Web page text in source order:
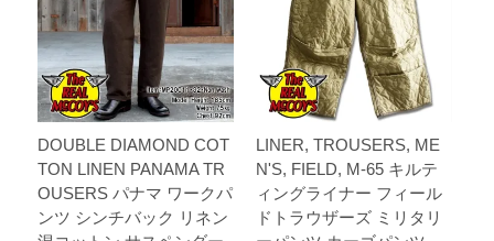
DOUBLE DIAMOND COT
TON LINEN PANAMA TR
OUSERS パナマ ワークパ
ンツ シンチバック リネン
LINER, TROUSERS, ME
N'S, FIELD, M-65 キルテ
ィングライナー フィール
ドトラウザーズ ミリタリ